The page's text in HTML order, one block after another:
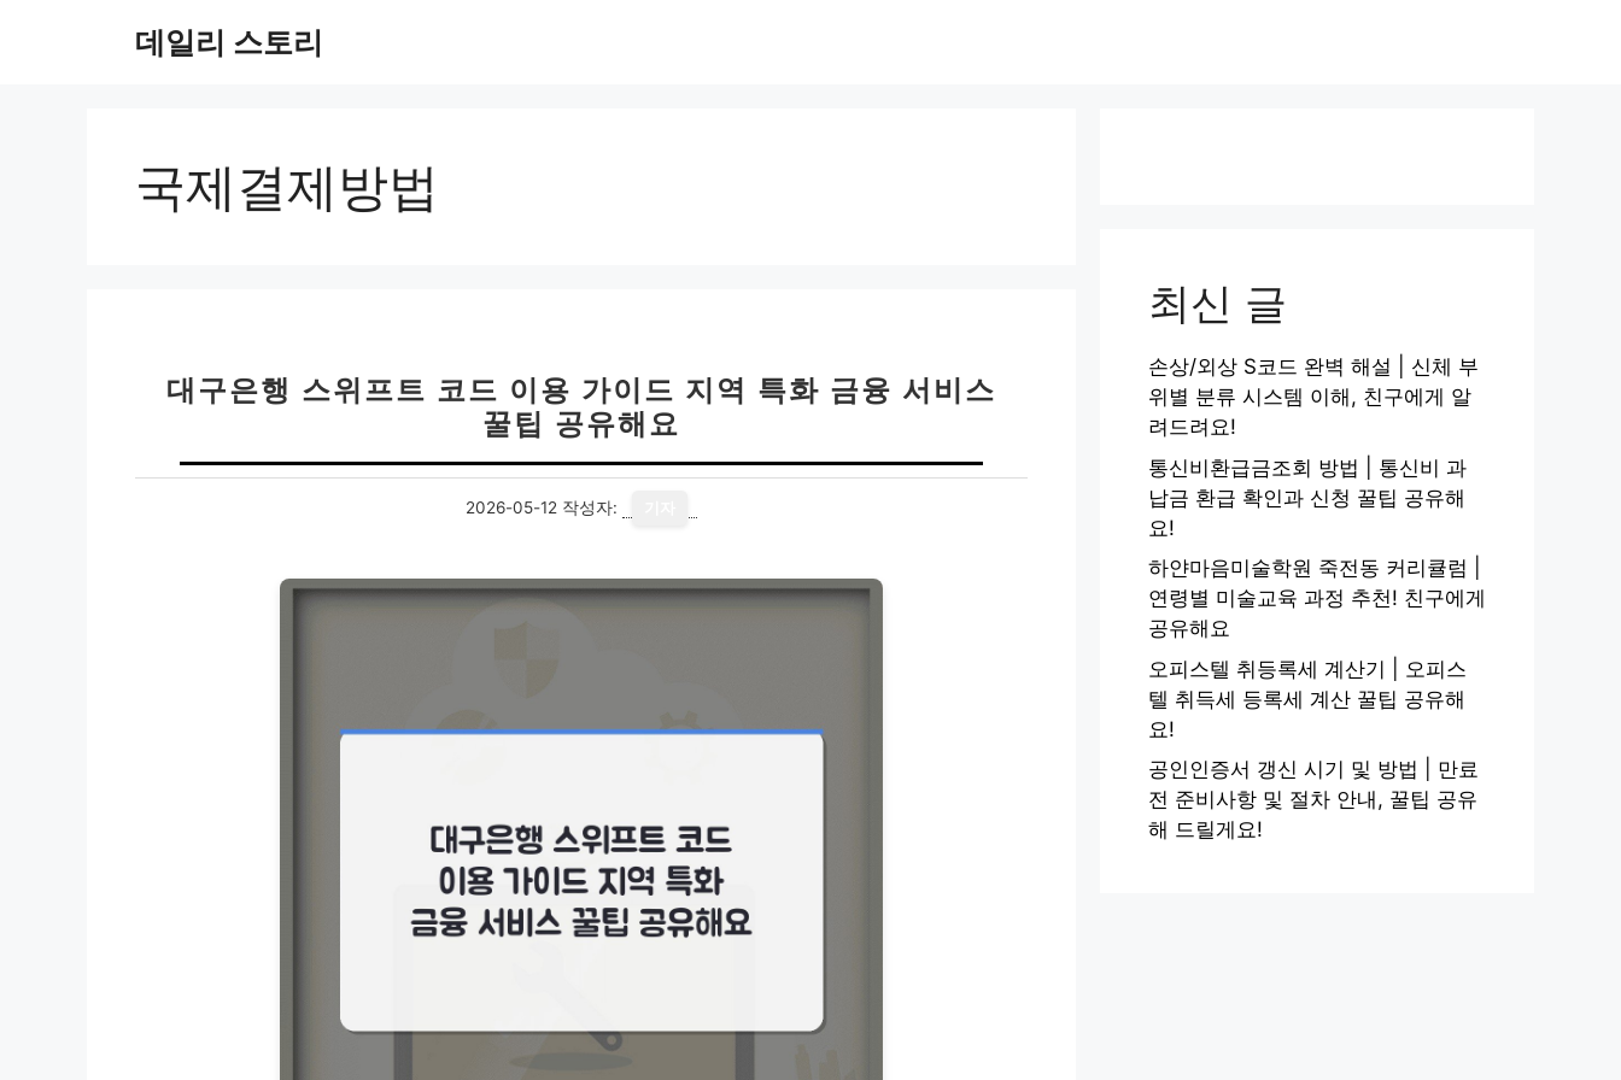
데일리 스토리
국제결제방법
대구은행 스위프트 코드 이용 가이드 지역 특화 금융 서비스
꿀팁 공유해요
2026-05-12 작성자:
최신 글
손상/외상 S코드 완벽 해설 | 신체 부
위별 분류 시스템 이해, 친구에게 알
려드려요!
통신비환급금조회 방법 | 통신비 과
납금 환급 확인과 신청 꿀팁 공유해
요!
하얀마음미술학원 죽전동 커리큘럼 |
연령별 미술교육 과정 추천! 친구에게
공유해요
오피스텔 취등록세 계산기 | 오피스
텔 취득세 등록세 계산 꿀팁 공유해
요!
공인인증서 갱신 시기 및 방법 | 만료
전 준비사항 및 절차 안내, 꿀팁 공유
해 드릴게요!